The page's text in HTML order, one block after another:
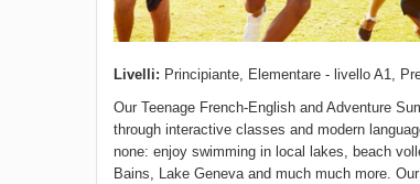
Livelli: Principiante, Elementare - livello A1,
Our Teenage French-English and Adventure
through interactive classes and modern
none: enjoy swimming in local lakes, beach
Bains, Lake Geneva and much much more.